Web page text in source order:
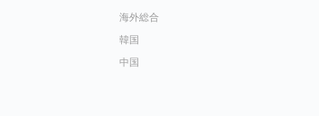
海外総合
韓国
中国